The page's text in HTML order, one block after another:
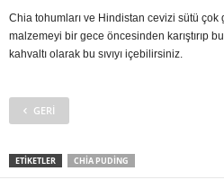
Chia tohumları ve Hindistan cevizi sütü çok
malzemeyi bir gece öncesinden karıştırıp
kahvaltı olarak bu sıvıyı içebilirsiniz.
GERI
ETIKETLER CHIA PUDING